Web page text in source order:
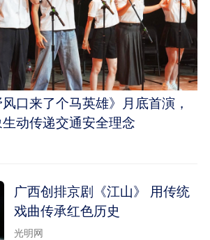
口来了个马英雄》月底首演，
动传递交通安全理念
广西创排京剧《江山》 用传统
戏曲传承红色历史
光明网